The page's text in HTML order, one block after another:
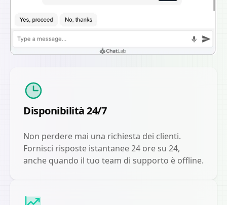
Disponibilità 24/7
Non perdere mai una richiesta dei clienti.
Fornisci risposte istantanee 24 ore su 24,
anche quando il tuo team di supporto è offline.